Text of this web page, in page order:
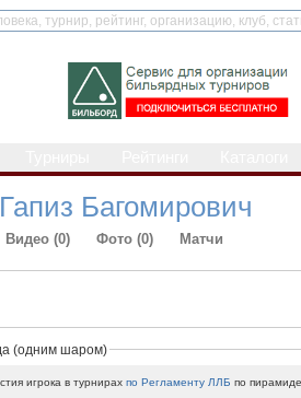
Багомирович
Видео (0) Фото (0) Матчи
(одним шаром)
игрока в турнирахпо Регламенту ЛЛБ по